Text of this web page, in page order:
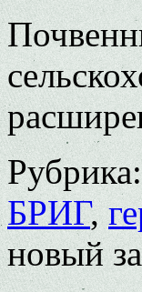
Рубрика:
БРИГ,
новый